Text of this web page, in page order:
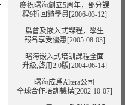
慶祝曙海創立5周年，部分課
程9折回饋學員[2006-03-12]
爲普及嵌入式課程，學生
報名享受優惠[2005-08-03]
曙海嵌入式培訓課程全面
升級,啓用2.0版[2004-06-14]
曙海成爲Altera公司
全球合作培訓機構[2002-10-07]